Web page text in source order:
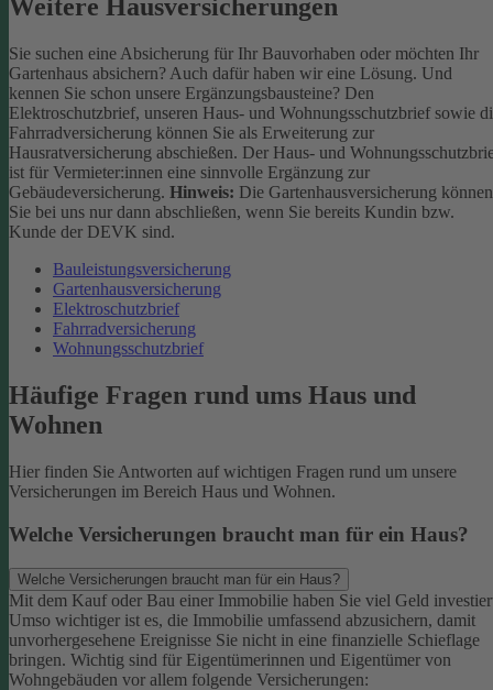
Weitere Hausversicherungen
Sie suchen eine Absicherung für Ihr Bauvorhaben oder möchten Ihr
Gartenhaus absichern? Auch dafür haben wir eine Lösung. Und
kennen Sie schon unsere Ergänzungsbausteine? Den
Elektroschutzbrief, unseren Haus- und Wohnungsschutzbrief sowie
Fahrradversicherung können Sie als Erweiterung zur
Hausratversicherung abschießen. Der Haus- und
ist für Vermieter:innen eine sinnvolle Ergänzung zur
Gebäudeversicherung. Hinweis: Die Gartenhausversicherung können
Sie bei uns nur dann abschließen, wenn Sie bereits Kundin bzw.
Kunde der DEVK sind.
Bauleistungsversicherung
Gartenhausversicherung
Elektroschutzbrief
Fahrradversicherung
Wohnungsschutzbrief
Häufige Fragen rund ums Haus und
Wohnen
Hier finden Sie Antworten auf wichtigen Fragen rund um unsere
Versicherungen im Bereich Haus und Wohnen.
Welche Versicherungen braucht man für ein Haus?
Welche Versicherungen braucht man für ein Haus?
Mit dem Kauf oder Bau einer Immobilie haben Sie viel Geld
Umso wichtiger ist es, die Immobilie umfassend abzusichern, damit
unvorhergesehene Ereignisse Sie nicht in eine finanzielle Schieflage
bringen. Wichtig sind für Eigentümerinnen und Eigentümer von
Wohngebäuden vor allem folgende Versicherungen: